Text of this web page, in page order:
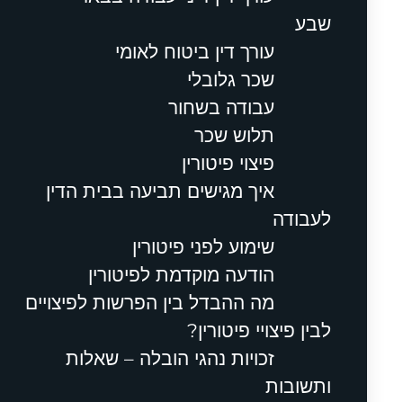
שבע
עורך דין ביטוח לאומי
שכר גלובלי
עבודה בשחור
תלוש שכר
פיצוי פיטורין
איך מגישים תביעה בבית הדין
לעבודה
שימוע לפני פיטורין
הודעה מוקדמת לפיטורין
מה ההבדל בין הפרשות לפיצויים
לבין פיצויי פיטורין?
זכויות נהגי הובלה – שאלות
ותשובות